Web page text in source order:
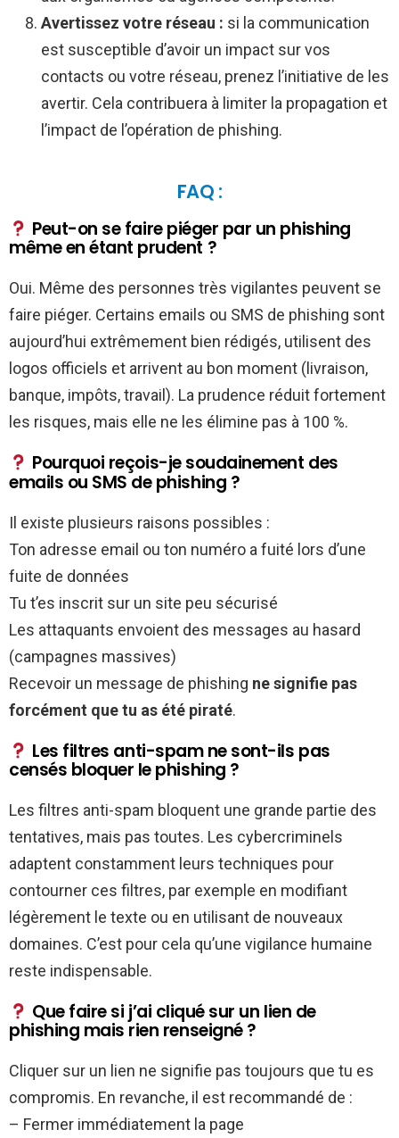
Avertissez votre réseau : si la communication
est susceptible d’avoir un impact sur vos
contacts ou votre réseau, prenez l’initiative de les
avertir. Cela contribuera à limiter la propagation et
l’impact de l’opération de phishing.
FAQ :
Peut-on se faire piéger par un phishing
même en étant prudent ?
Oui. Même des personnes très vigilantes peuvent se
faire piéger. Certains emails ou SMS de phishing sont
aujourd’hui extrêmement bien rédigés, utilisent des
logos officiels et arrivent au bon moment (livraison,
banque, impôts, travail). La prudence réduit fortement
les risques, mais elle ne les élimine pas à 100 %.
Pourquoi reçois-je soudainement des
emails ou SMS de phishing ?
Il existe plusieurs raisons possibles :
Ton adresse email ou ton numéro a fuité lors d’une
fuite de données
Tu t’es inscrit sur un site peu sécurisé
Les attaquants envoient des messages au hasard
(campagnes massives)
Recevoir un message de phishing ne signifie pas
forcément que tu as été piraté.
Les filtres anti-spam ne sont-ils pas
censés bloquer le phishing ?
Les filtres anti-spam bloquent une grande partie des
tentatives, mais pas toutes. Les cybercriminels
adaptent constamment leurs techniques pour
contourner ces filtres, par exemple en modifiant
légèrement le texte ou en utilisant de nouveaux
domaines. C’est pour cela qu’une vigilance humaine
reste indispensable.
Que faire si j’ai cliqué sur un lien de
phishing mais rien renseigné ?
Cliquer sur un lien ne signifie pas toujours que tu es
compromis. En revanche, il est recommandé de :
– Fermer immédiatement la page